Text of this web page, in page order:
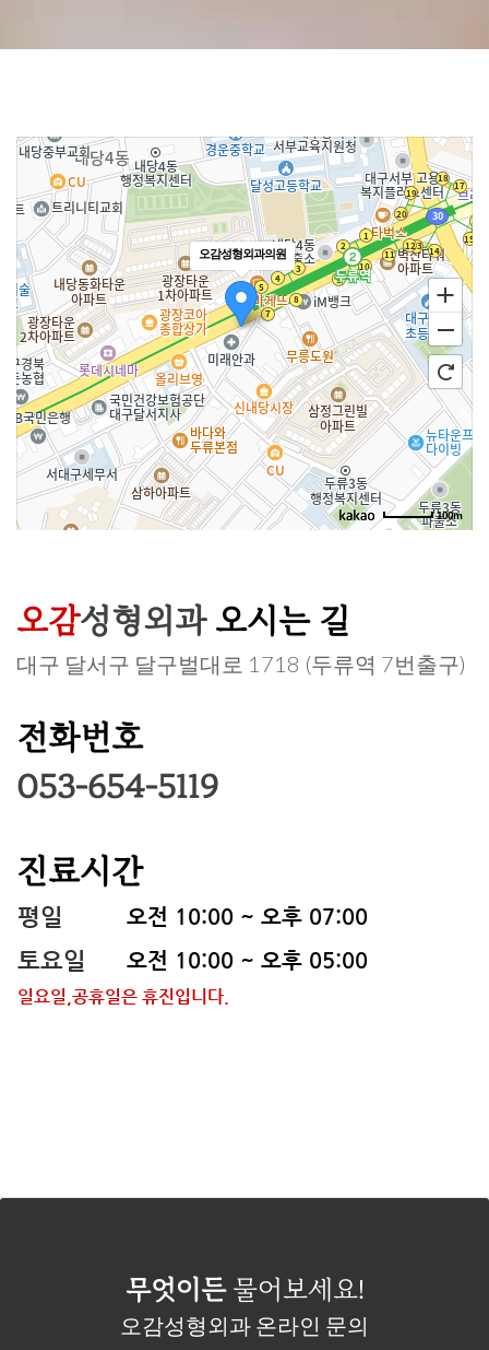
오감성형외과의원
100m
오감성형외과 오시는 길
대구 달서구 달구벌대로 1718 (두류역 7번출구)
전화번호
053-654-5119
진료시간
평일 오전 10:00 ~ 오후 07:00
토요일 오전 10:00 ~ 오후 05:00
일요일,공휴일은 휴진입니다.
무엇이든물어보세요!
오감성형외과 온라인 문의